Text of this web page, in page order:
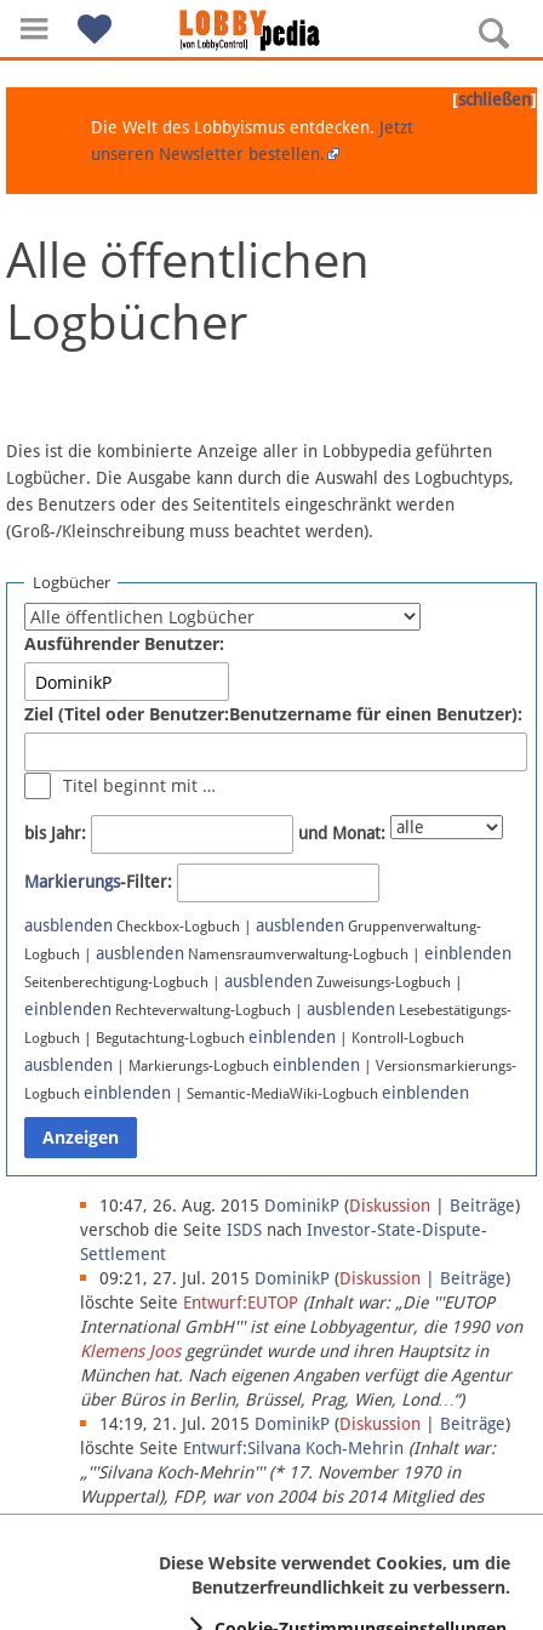
Navigation
Über Lobbypedia
Artikel nach Kategorien
FAQ
Fördermitglied werden
Fehler melden
Newsletter
Bluesky
Facebook
Instagram
Anmelden
Datenschutz
Über Lobbypedia
Impressum
[schließen]
Die Welt des Lobbyismus entdecken. Jetzt
unseren Newsletter bestellen.
Alle öffentlichen
Logbücher
Dies ist die kombinierte Anzeige aller in Lobbypedia geführten
Logbücher. Die Ausgabe kann durch die Auswahl des Logbuchtyps,
des Benutzers oder des Seitentitels eingeschränkt werden
(Groß-/Kleinschreibung muss beachtet werden).
Logbücher
Ausführender Benutzer:
Ziel (Titel oder Benutzer:Benutzername für einen Benutzer):
Titel beginnt mit …
bis Jahr: und Monat:
Markierungs-Filter:
ausblenden Checkbox-Logbuch | ausblenden Gruppenverwaltung-
Logbuch | ausblenden Namensraumverwaltung-Logbuch | einblenden
Seitenberechtigung-Logbuch | ausblenden Zuweisungs-Logbuch |
einblenden Rechteverwaltung-Logbuch | ausblenden Lesebestätigungs-
Logbuch | Begutachtung-Logbuch einblenden | Kontroll-Logbuch
ausblenden | Markierungs-Logbuch einblenden | Versionsmarkierungs-
Logbuch einblenden | Semantic-MediaWiki-Logbuch einblenden
10:47, 26. Aug. 2015 DominikP (Diskussion Beiträge)
verschob die Seite ISDS nach Investor-State-Dispute-
Settlement
09:21, 27. Jul. 2015 DominikP (Diskussion Beiträge)
löschte Seite Entwurf:EUTOP (Inhalt war: „Die '''EUTOP
International GmbH''' ist eine Lobbyagentur, die 1990 von
Klemens Joosgegründet wurde und ihren Hauptsitz in
München hat. Nach eigenen Angaben verfügt die Agentur
über Büros in Berlin, Brüssel, Prag, Wien, Lond…“)
14:19, 21. Jul. 2015 DominikP (Diskussion Beiträge)
löschte Seite Entwurf:Silvana Koch-Mehrin (Inhalt war:
„'''Silvana Koch-Mehrin''' (* 17. November 1970 in
Wuppertal), FDP, war von 2004 bis 2014 Mitglied des
Europäischen Parlaments, seit November 2014 ist sie für
Diese Website verwendet Cookies, um die
Benutzerfreundlichkeit zu verbessern.